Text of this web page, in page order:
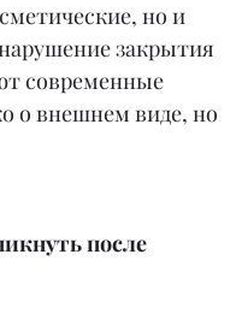
но и
закрытия
современные
о внешнем виде, но
после